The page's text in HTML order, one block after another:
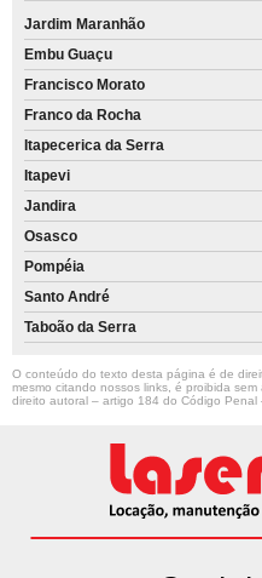
Jardim Maranhão
Embu Guaçu
Francisco Morato
Franco da Rocha
Itapecerica da Serra
Itapevi
Jandira
Osasco
Pompéia
Santo André
Taboão da Serra
O conteúdo do texto desta página é de
mesmo citando nossos links, é proibida
direito autoral – artigo 184 do Código Penal